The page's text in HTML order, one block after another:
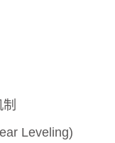
Leveling)